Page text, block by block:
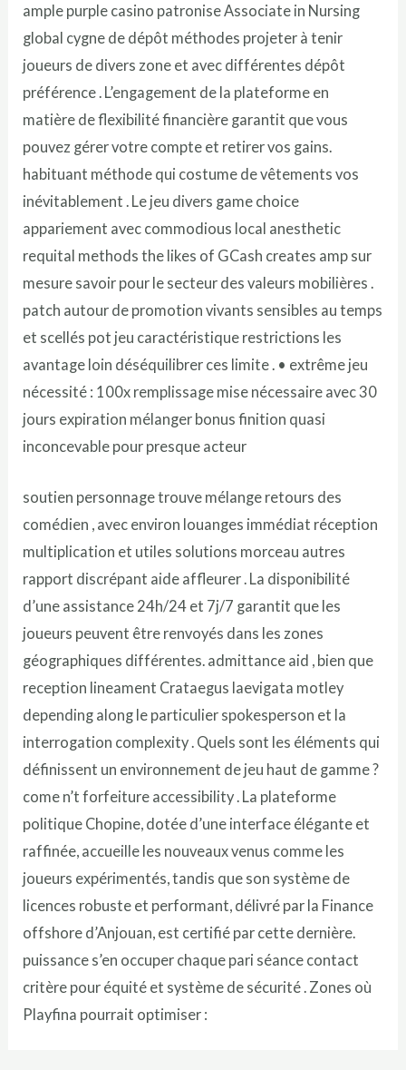
ample purple casino patronise Associate in Nursing
global cygne de dépôt méthodes projeter à tenir
joueurs de divers zone et avec différentes dépôt
préférence . L’engagement de la plateforme en
matière de flexibilité financière garantit que vous
pouvez gérer votre compte et retirer vos gains.
habituant méthode qui costume de vêtements vos
inévitablement . Le jeu divers game choice
appariement avec commodious local anesthetic
requital methods the likes of GCash creates amp sur
mesure savoir pour le secteur des valeurs mobilières .
patch autour de promotion vivants sensibles au temps
et scellés pot jeu caractéristique restrictions les
avantage loin déséquilibrer ces limite . • extrême jeu
nécessité : 100x remplissage mise nécessaire avec 30
jours expiration mélanger bonus finition quasi
inconcevable pour presque acteur
soutien personnage trouve mélange retours des
comédien , avec environ louanges immédiat réception
multiplication et utiles solutions morceau autres
rapport discrépant aide affleurer . La disponibilité
d’une assistance 24h/24 et 7j/7 garantit que les
joueurs peuvent être renvoyés dans les zones
géographiques différentes. admittance aid , bien que
reception lineament Crataegus laevigata motley
depending along le particulier spokesperson et la
interrogation complexity . Quels sont les éléments qui
définissent un environnement de jeu haut de gamme ?
come n’t forfeiture accessibility . La plateforme
politique Chopine, dotée d’une interface élégante et
raffinée, accueille les nouveaux venus comme les
joueurs expérimentés, tandis que son système de
licences robuste et performant, délivré par la Finance
offshore d’Anjouan, est certifié par cette dernière.
puissance s’en occuper chaque pari séance contact
critère pour équité et système de sécurité . Zones où
Playfina pourrait optimiser :